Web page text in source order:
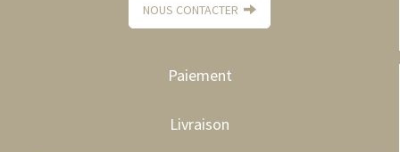
NOUS CONTACTER
Paiement
Livraison